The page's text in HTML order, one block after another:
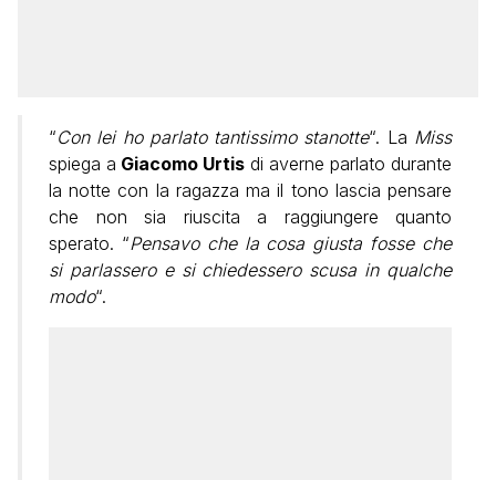
“Con lei ho parlato tantissimo stanotte“. La Miss
spiega a Giacomo Urtis di averne parlato durante
la notte con la ragazza ma il tono lascia pensare
che non sia riuscita a raggiungere quanto
sperato. “Pensavo che la cosa giusta fosse che
si parlassero e si chiedessero scusa in qualche
modo“.